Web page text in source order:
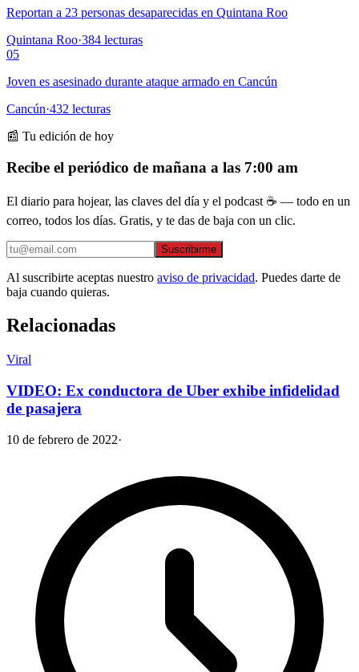
Reportan a 23 personas desaparecidas en Quintana Roo
Quintana Roo·384 lecturas
05
Joven es asesinado durante ataque armado en Cancún
Cancún·432 lecturas
📰 Tu edición de hoy
Recibe el periódico de mañana a las 7:00 am
El diario para hojear, las claves del día y el podcast ☕ — todo en un
correo, todos los días. Gratis, y te das de baja con un clic.
Suscribirme
Al suscribirte aceptas nuestro aviso de privacidad. Puedes darte de
baja cuando quieras.
Relacionadas
Viral
VIDEO: Ex conductora de Uber exhibe infidelidad
de pasajera
10 de febrero de 2022·